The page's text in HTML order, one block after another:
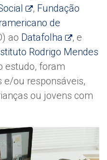
, Fundação
de
ao Datafolha
, e
Rodrigo Mendes
estudo, foram
e/ou responsáveis,
ou jovens com